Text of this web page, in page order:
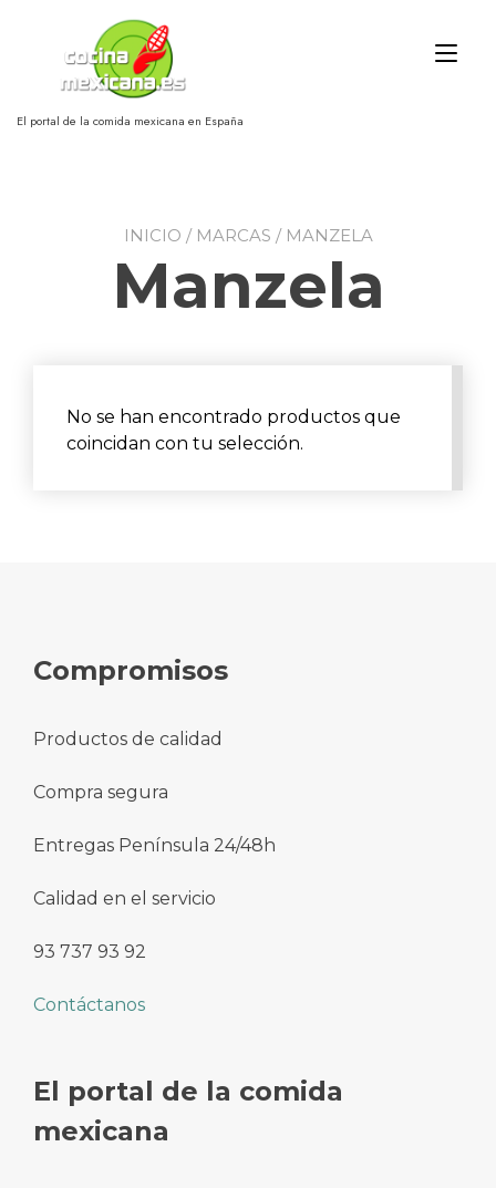
contenido
El portal de la comida mexicana en España
INICIO / MARCAS / MANZELA
Manzela
No se han encontrado productos que
coincidan con tu selección.
Compromisos
Productos de calidad
Compra segura
Entregas Península 24/48h
Calidad en el servicio
93 737 93 92
Contáctanos
El portal de la comida
mexicana